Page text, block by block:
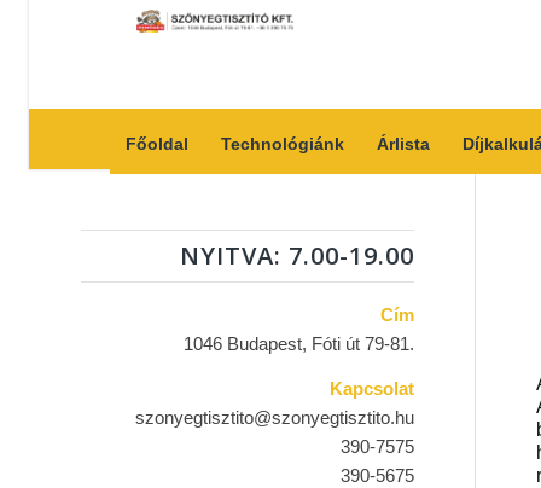
Főoldal Technológiánk Árlista
NYITVA: 7.00-19.00
Cím
1046 Budapest, Fóti út 79-81.
Kapcsolat
szonyegtisztito@szonyegtisztito.hu
390-7575
390-5675